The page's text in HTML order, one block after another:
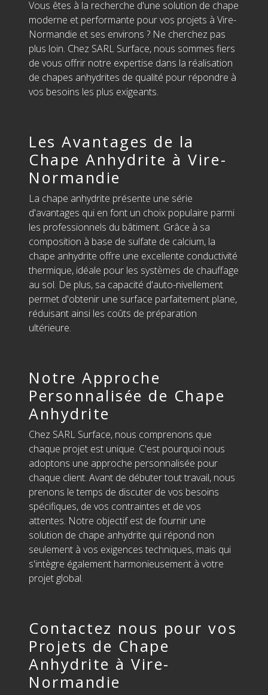
Vous êtes à la recherche d'une solution de chape
moderne et performante pour vos projets à Vire-
Normandie et ses environs ? Ne cherchez pas
plus loin. Chez SARL Surface, nous sommes fiers
de vous offrir notre expertise dans la réalisation
de chapes anhydrites de qualité pour répondre à
vos besoins les plus exigeants.
Les Avantages de la
Chape Anhydrite à Vire-
Normandie
La chape anhydrite présente une série
d'avantages qui en font un choix populaire parmi
les professionnels du bâtiment. Grâce à sa
composition à base de sulfate de calcium, la
chape anhydrite offre une excellente conductivité
thermique, idéale pour les systèmes de chauffage
au sol. De plus, sa capacité d'auto-nivellement
permet d'obtenir une surface parfaitement plane,
réduisant ainsi les coûts de préparation
ultérieure.
Notre Approche
Personnalisée de Chape
Anhydrite
Chez SARL Surface, nous comprenons que
chaque projet est unique. C'est pourquoi nous
adoptons une approche personnalisée pour
chaque client. Avant de débuter tout travail, nous
prenons le temps de discuter de vos besoins
spécifiques, de vos contraintes et de vos
attentes. Notre objectif est de fournir une
solution de chape anhydrite qui répond non
seulement à vos exigences techniques, mais qui
s'intègre également harmonieusement à votre
projet global.
Contactez nous pour vos
Projets de Chape
Anhydrite à Vire-
Normandie